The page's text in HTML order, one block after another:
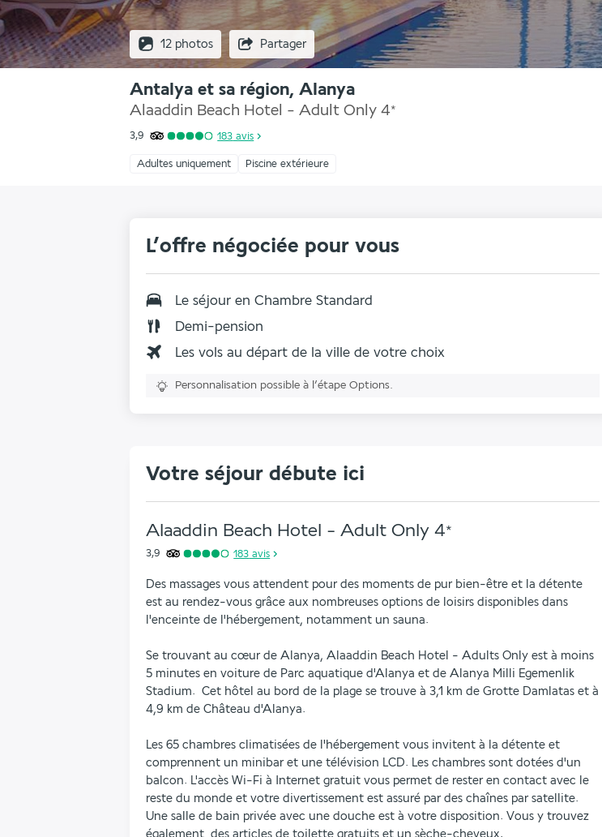
12 photos Partager
Antalya et sa région, Alanya
Alaaddin Beach Hotel - Adult Only 4*
3,9 183 avis
Adultes uniquement Piscine extérieure
L’offre négociée pour vous
Le séjour en Chambre Standard
Demi-pension
Les vols au départ de la ville de votre choix
Personnalisation possible à l’étape Options.
Votre séjour débute ici
Alaaddin Beach Hotel - Adult Only 4*
3,9 183 avis
Des massages vous attendent pour des moments de pur bien-être et la détente
est au rendez-vous grâce aux nombreuses options de loisirs disponibles dans
l'enceinte de l'hébergement, notamment un sauna.
Se trouvant au cœur de Alanya, Alaaddin Beach Hotel - Adults Only est à moins
5 minutes en voiture de Parc aquatique d'Alanya et de Alanya Milli Egemenlik
Stadium.  Cet hôtel au bord de la plage se trouve à 3,1 km de Grotte Damlatas et à
4,9 km de Château d'Alanya.
Les 65 chambres climatisées de l'hébergement vous invitent à la détente et
comprennent un minibar et une télévision LCD. Les chambres sont dotées d'un
balcon. L'accès Wi-Fi à Internet gratuit vous permet de rester en contact avec le
reste du monde et votre divertissement est assuré par des chaînes par satellite.
Une salle de bain privée avec une douche est à votre disposition. Vous y trouvez
également  des articles de toilette gratuits et un sèche-cheveux.